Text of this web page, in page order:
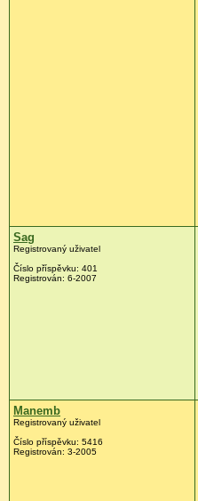
Sag
Registrovaný uživatel
Číslo příspěvku: 401
Registrován: 6-2007
Manemb
Registrovaný uživatel
Číslo příspěvku: 5416
Registrován: 3-2005